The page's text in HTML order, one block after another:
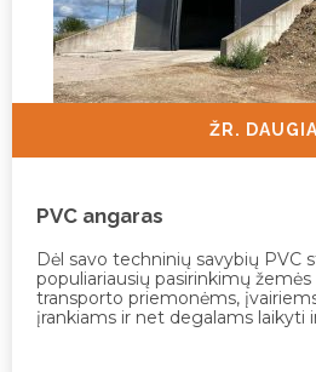
ŽR.
PVC angaras
Dėl savo techninių savybių PVC
populiariausių pasirinkimų
transporto priemonėms,
įrankiams ir net degalams laikyti